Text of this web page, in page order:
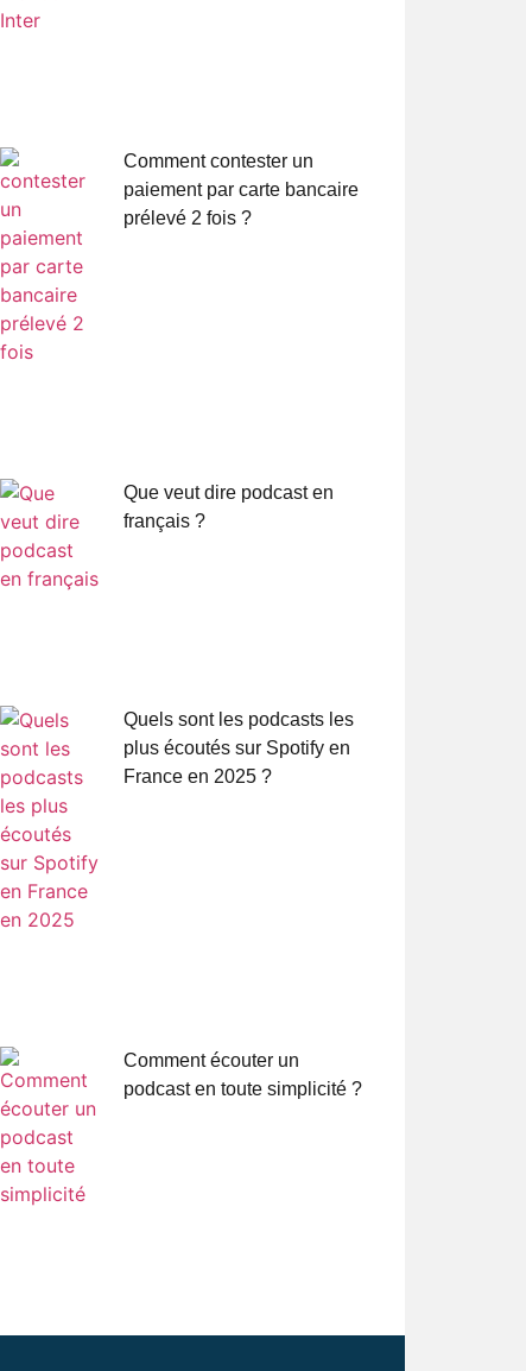
Comment contester un
paiement par carte bancaire
prélevé 2 fois ?
Que veut dire podcast en
français ?
Quels sont les podcasts les
plus écoutés sur Spotify en
France en 2025 ?
Comment écouter un
podcast en toute simplicité ?